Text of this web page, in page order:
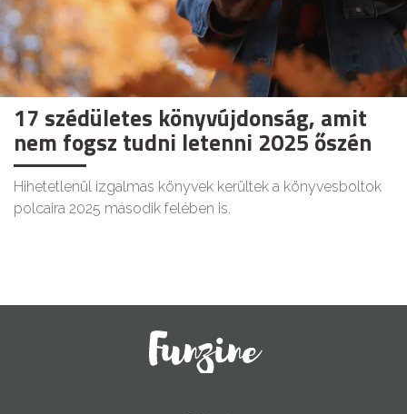
17 szédületes könyvújdonság, amit
nem fogsz tudni letenni 2025 őszén
Hihetetlenül izgalmas könyvek kerültek a könyvesboltok
polcaira 2025 második felében is.